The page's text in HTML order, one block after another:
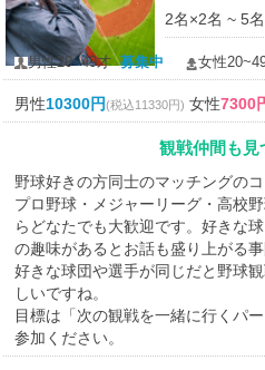
2名×2名 ~ 5
男性20~49才募集中 女性
男性10300円(税込11330円) 女性7300
観戦仲間も見
野球好きの方同士のマッチングのコ
プロ野球・メジャーリーグ・高校
らどなたでも大歓迎です。好きな
の趣味があるとお話も盛り上がる事
好きな球団や選手が同じだと野球
しいですね。
目標は「次の観戦を一緒に行くパ
参加ください。